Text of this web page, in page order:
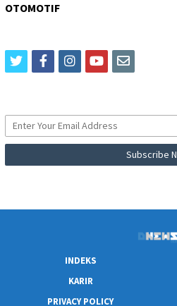
OTOMOTIF
twitterfacebookinstagram
youtubeemail
INDEKS
KARIR
PRIVACY POLICY